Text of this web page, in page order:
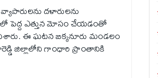
దళారులను
పెద్ద ఎత్తున మోసం చేయడంతో
ఈ ఘటన బిక్కనూరు మండలం
జిల్లాలోని గాంధారి ప్రాంతానికి